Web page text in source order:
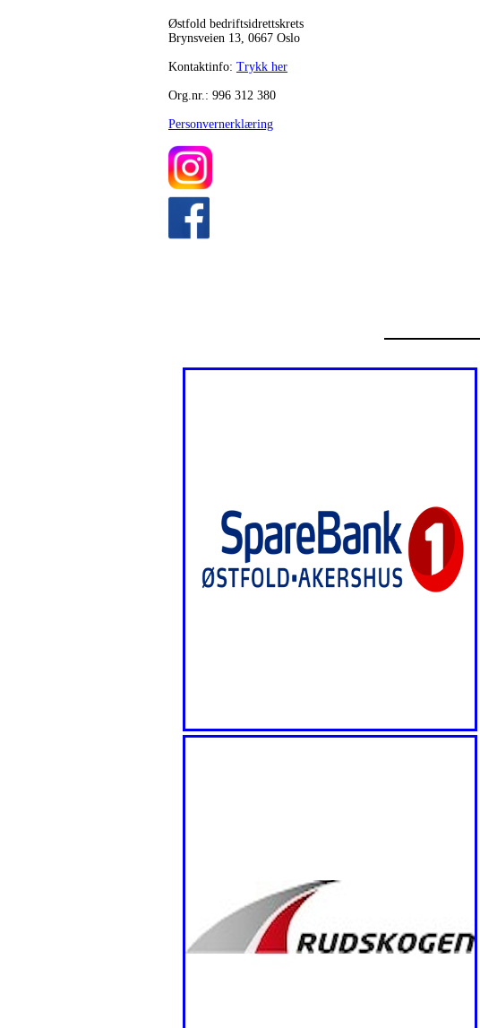
Østfold bedriftsidrettskrets
Brynsveien 13, 0667 Oslo
Kontaktinfo: Trykk her
Org.nr.: 996 312 380
Personvernerklæring